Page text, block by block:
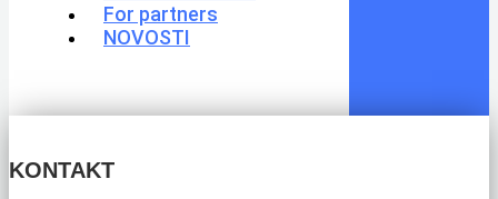
For partners
NOVOSTI
KONTAKT